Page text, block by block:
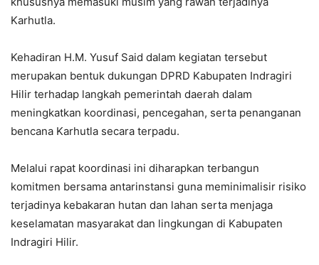
Karhutla.
Kehadiran H.M. Yusuf Said dalam kegiatan tersebut
merupakan bentuk dukungan DPRD Kabupaten Indragiri
Hilir terhadap langkah pemerintah daerah dalam
meningkatkan koordinasi, pencegahan, serta penanganan
bencana Karhutla secara terpadu.
Melalui rapat koordinasi ini diharapkan terbangun
komitmen bersama antarinstansi guna meminimalisir risiko
terjadinya kebakaran hutan dan lahan serta menjaga
keselamatan masyarakat dan lingkungan di Kabupaten
Indragiri Hilir.